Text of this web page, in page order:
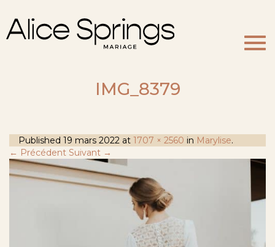
IMG_8379
Published 19 mars 2022 at 1707 × 2560 in Marylise.
← Précédent Suivant →